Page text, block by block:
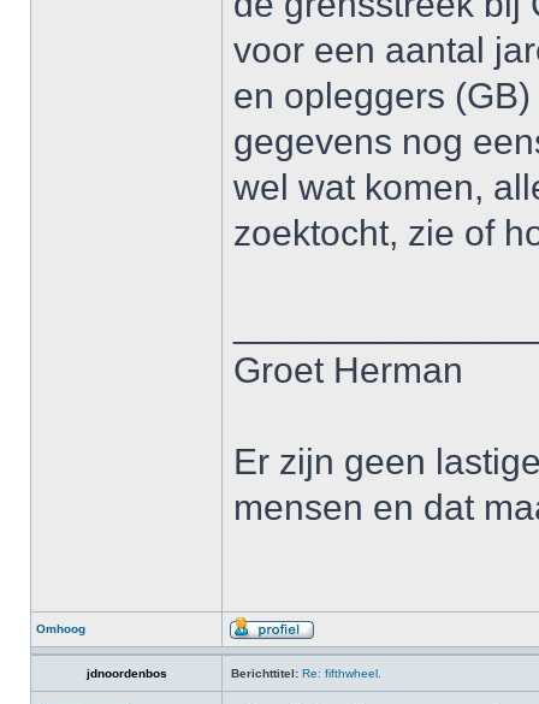
voor een aantal
en opleggers
gegevens nog
wel wat komen,
zoektocht, zie of
Groet Herman
Er zijn geen
mensen en dat
Omhoog
jdnoordenbos Berichttitel: Re: fifthwheel.